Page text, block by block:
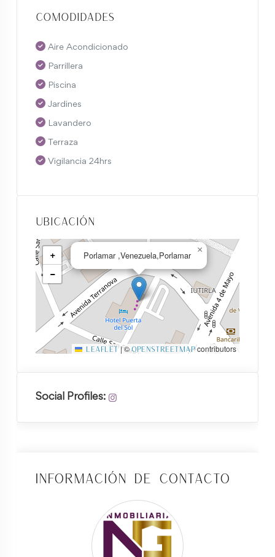
Comodidades
Aire Acondicionado
Parrillera
Piscina
Jardines
Lavandero
Terraza
Vigilancia 24hrs
Ubicación
Porlamar ,Venezuela,Porlamar
×
+
−
Leaflet |©OpenStreetMapcontributors
Social Profiles:
Información de Contacto